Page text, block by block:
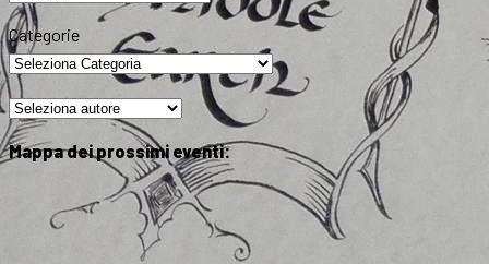
per:
Categorie
Mappa dei prossimi eventi: